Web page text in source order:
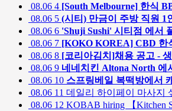
08.06 4 [South Melbourne] 한식
08.06 5 (시티) 만금이 주방 직원 1
08.06 6 'Shuji Sushi' 시티점 에서
08.06 7 [KOKO KOREA] CBD 한
08.06 8 [코리아김치]채용 공고 -
08.06 9 네네치킨 Altona North 에
08.06 10 스프링베일 복떡방에서
08.06 11 데일리 하이페이 마사지
08.06 12 KOBAB hiring 【Kitchen